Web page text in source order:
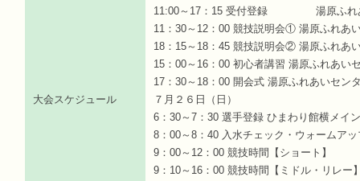
大会スケジュール
11:00～17：15 受付登録 湯原ふれ
11：30～12：00 競技説明会① 湯原ふれあ
18：15～18：45 競技説明会② 湯原ふれあ
15：00～16：00 初心者講習 湯原ふれあい
17：30～18：00 開会式 湯原ふれあいセン
７月２６日（日）
6：30～7：30 選手登録 ひまわり館横メイ
8：00～8：40 入水チェック・ウォームアッ
9：00～12：00 競技時間【ショート】
9：10～16：00 競技時間【ミドル・リレー